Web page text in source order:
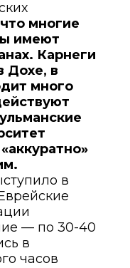
многие
имеют
Карнеги
Дохе, в
много
в
— по 30-40
в
часов